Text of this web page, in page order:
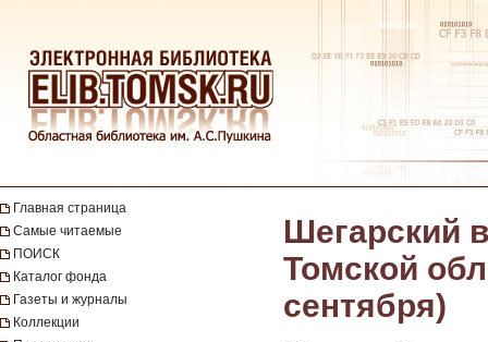
Главная страница
Самые читаемые
ПОИСК
Каталог фонда
Газеты и журналы
Коллекции
Шегарский
Томской
сентября)